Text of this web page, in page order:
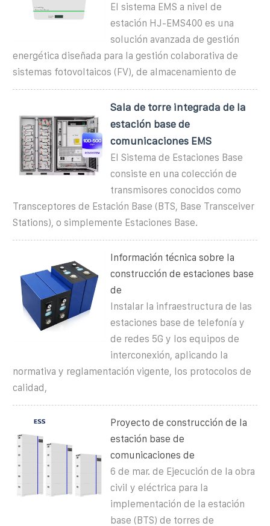
El sistema EMS a nivel de
estación HJ-EMS400 es una
solución avanzada de gestión
energética diseñada para la gestión colaborativa de
sistemas fotovoltaicos (FV), de almacenamiento de
Sala de torre integrada de la
estación base de
comunicaciones EMS
El Sistema de Estaciones Base
consiste en una colección de
transmisores conocidos como
Transceptores de Estación Base (BTS, Base Transceiver
Stations), o simplemente Estaciones Base.
Información técnica sobre la
construcción de estaciones base
de
Instalar la infraestructura de las
estaciones base de telefonía y
de redes 5G y los equipos de
interconexión, aplicando la
normativa y reglamentación vigente, los protocolos de
calidad,
Proyecto de construcción de la
estación base de
comunicaciones de
6 de mar. de Ejecución de la obra
civil y eléctrica para la
implementación de la estación
base (BTS) de torres de